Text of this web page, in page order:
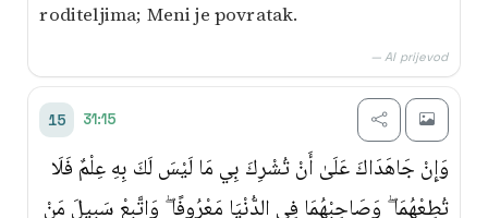
roditeljima; Meni je povratak.
— AI prijevod
15 31:15
وَإِنْ جَاهَدَاكَ عَلَىٰ أَنْ تُشْرِكَ بِي مَا لَيْسَ لَكَ بِهِ عِلْمٌ فَلَا
تُطِعْهُمَا ۖ وَصَاحِبْهُمَا فِي الدُّنْيَا مَعْرُوفًا ۖ وَاتَّبِعْ سَبِيلَ مَنْ